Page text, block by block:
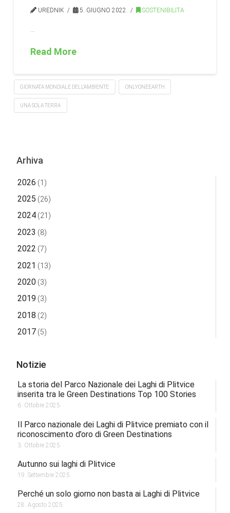
UREDNIK 5. GIUGNO 2022. SOSTENIBILITA
…
Read More
GIORNATA MONDIALE DELL’AMBIENTE ONLYONEEARTH
UNA SOLA TERRA
Arhiva
2026 (1)
2025 (26)
2024(21)
2023 (8)
2022 (7)
2021 (13)
2020(3)
2019 (3)
2018 (2)
2017(5)
Notizie
La storia del Parco Nazionale dei Laghi di Plitvice
inserita tra le Green Destinations Top 100 Stories
6. Ottobre 2025.
Il Parco nazionale dei Laghi di Plitvice premiato con il
riconoscimento d’oro di Green Destinations
3. Ottobre 2025.
Autunno sui laghi di Plitvice
19. Settembre 2025.
Perché un solo giorno non basta ai Laghi di Plitvice
28. Agosto 2025.